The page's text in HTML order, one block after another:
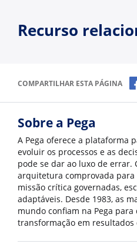
Recurso
COMPARTILHAR ESTA PÁGINA
Sobre a Pega
A Pega oferece a plataforma
evoluir os processos e as
pode se dar ao luxo de errar.
arquitetura comprovada para
missão crítica governadas,
adaptáveis. Desde 1983, as
mundo confiam na Pega
transformação em resultados